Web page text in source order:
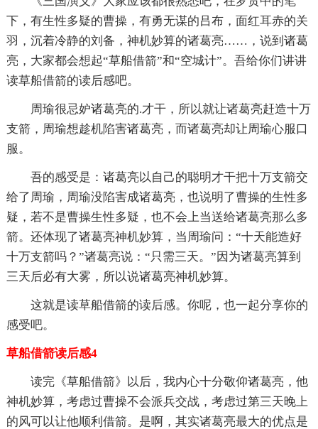
下，有生性多疑的曹操，有勇无谋的吕布，面红耳赤的关
羽，沉着冷静的刘备，神机妙算的诸葛亮……，说到诸葛
亮，大家都会想起“草船借箭”和“空城计”。吾给你们讲讲
读草船借箭的读后感吧。
周瑜很忌妒诸葛亮的.才干，所以就让诸葛亮赶造十万
支箭，周瑜想趁机陷害诸葛亮，而诸葛亮却让周瑜心服口
服。
吾的感受是：诸葛亮以自己的聪明才干把十万支箭交
给了周瑜，周瑜没陷害成诸葛亮，也说明了曹操的生性多
疑，若不是曹操生性多疑，也不会上当送给诸葛亮那么多
箭。还体现了诸葛亮神机妙算，当周瑜问：“十天能造好
十万支箭吗？”诸葛亮说：“只需三天。”因为诸葛亮算到
三天后必有大雾，所以说诸葛亮神机妙算。
这就是读草船借箭的读后感。你呢，也一起分享你的
感受吧。
草船借箭读后感4
读完《草船借箭》以后，我内心十分敬仰诸葛亮，他
神机妙算，考虑过曹操不会派兵交战，考虑过第三天晚上
的风可以让他顺利借箭。是啊，其实诸葛亮最大的优点是